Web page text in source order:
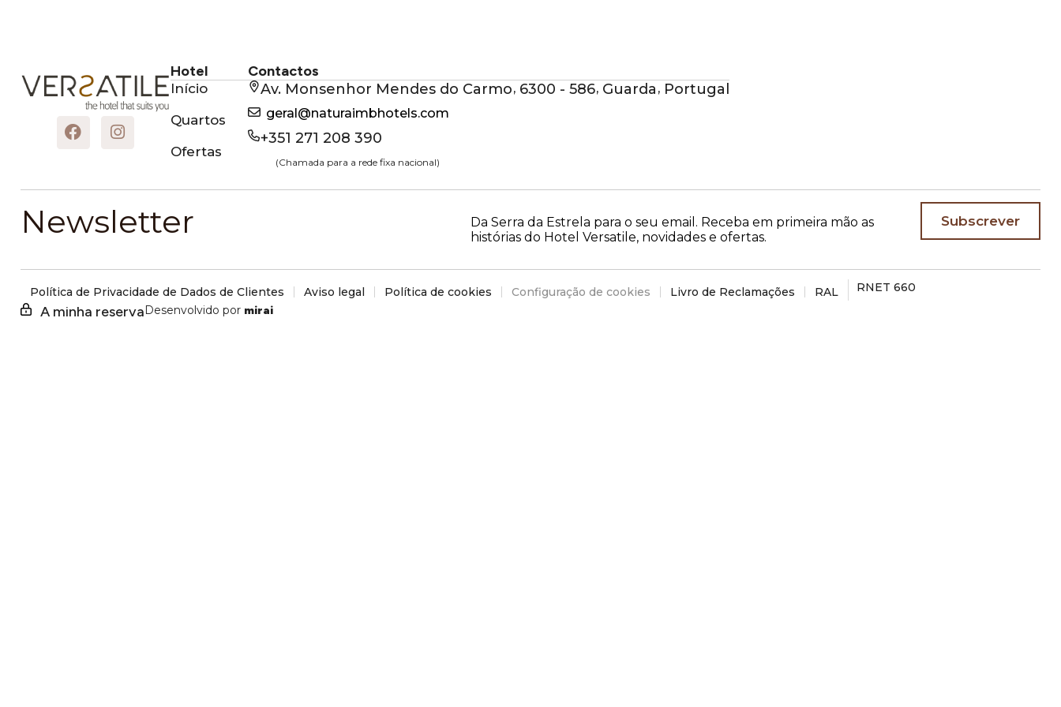
Hotel
Início
Quartos
Ofertas
Contactos
Av. Monsenhor Mendes do Carmo, 6300 - 586, Guarda , Portugal
geral@naturaimbhotels.com
+351 271 208 390
(Chamada para a rede fixa nacional)
Newsletter
Da Serra da Estrela para o seu email. Receba em primeira mão as
histórias do Hotel Versatile, novidades e ofertas.
Subscrever
Política de Privacidade de Dados de Clientes Aviso legal Política de cookies Configuração de cookies Livro de Reclamações RAL RNET 660
A minha reserva Desenvolvido por mirai